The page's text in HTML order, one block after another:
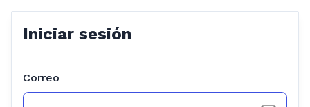
Iniciar sesión
Correo